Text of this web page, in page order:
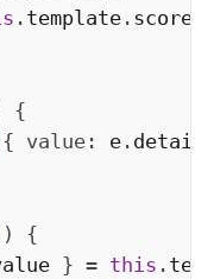
. template .
{
{ value : e . detail
)
{
} = this .